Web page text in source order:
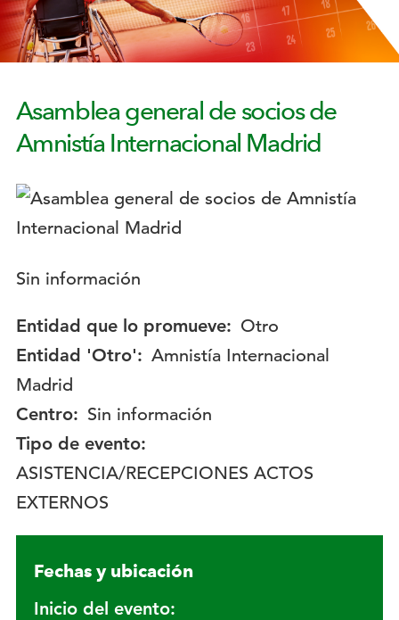
Asamblea general de socios de
Amnistía Internacional Madrid
Logotipo:
Descripción:
Sin información
Entidad que lo promueve: Otro
Entidad 'Otro': Amnistía Internacional
Madrid
Centro: Sin información
Tipo de evento:
ASISTENCIA/RECEPCIONES ACTOS
EXTERNOS
Fechas y ubicación
Inicio del evento: